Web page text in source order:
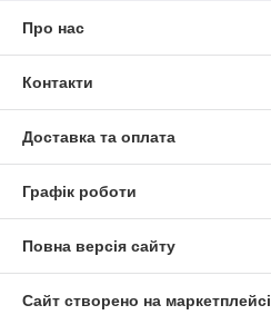
Про нас
Контакти
Доставка та оплата
Графік роботи
Повна версія сайту
Сайт створено на маркетплейсі